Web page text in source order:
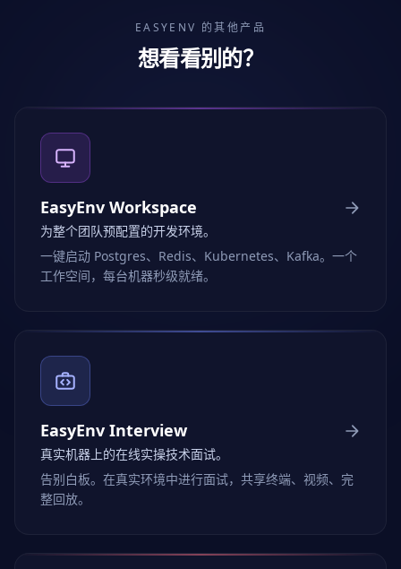
EASYENV 的其他产品
想看看别的？
EasyEnv Workspace
为整个团队预配置的开发环境。
一键启动 Postgres、Redis、Kubernetes、Kafka。一个
工作空间，每台机器秒级就绪。
EasyEnv Interview
真实机器上的在线实操技术面试。
告别白板。在真实环境中进行面试，共享终端、视频、完
整回放。